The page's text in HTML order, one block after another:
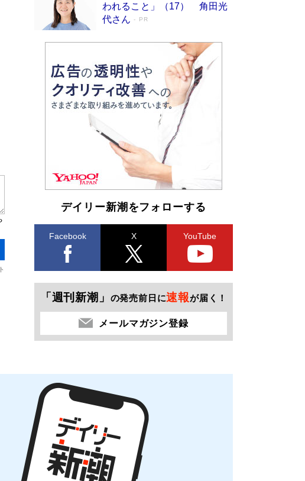
われること」（17） 角田光
代さん
PR
デイリー新潮をフォローする
Facebook X YouTube
「週刊新潮」 の発売前日に速報が届く！
メールマガジン登録